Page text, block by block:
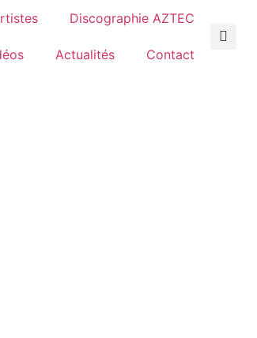
Discographie AZTEC
Actualités Contact